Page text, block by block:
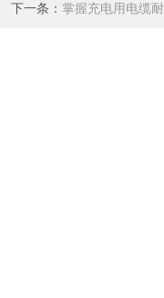
下一条： 掌握充电用电缆